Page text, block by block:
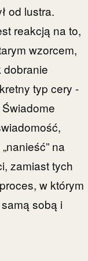
od lustra.
reakcją na to,
wzorcem,
dobranie
typ cery -
na
zamiast tych
w którym
sobą i